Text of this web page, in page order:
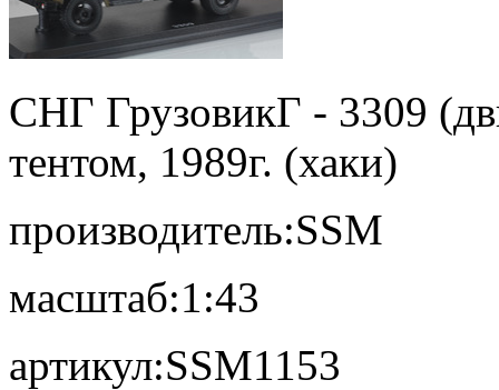
СНГ ГрузовикГ - 3309
тентом, 1989г. (хаки)
производитель:SSM
масштаб:1:43
артикул:SSM1153